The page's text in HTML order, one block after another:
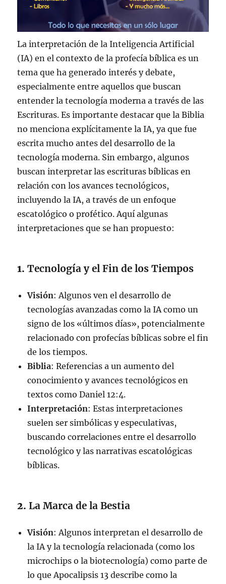
La interpretación de la Inteligencia Artificial
(IA) en el contexto de la profecía bíblica es un
tema que ha generado interés y debate,
especialmente entre aquellos que buscan
entender la tecnología moderna a través de las
Escrituras. Es importante destacar que la Biblia
no menciona explícitamente la IA, ya que fue
escrita mucho antes del desarrollo de la
tecnología moderna. Sin embargo, algunos
buscan interpretar las escrituras bíblicas en
relación con los avances tecnológicos,
incluyendo la IA, a través de un enfoque
escatológico o profético. Aquí algunas
interpretaciones que se han propuesto:
1.Tecnología y el Fin de los Tiempos
Visión: Algunos ven el desarrollo de
tecnologías avanzadas como la IA como un
signo de los «últimos días», potencialmente
relacionado con profecías bíblicas sobre el fin
de los tiempos.
Biblia: Referencias a un aumento del
conocimiento y avances tecnológicos en
textos como Daniel 12:4.
Interpretación: Estas interpretaciones
suelen ser simbólicas y especulativas,
buscando correlaciones entre el desarrollo
tecnológico y las narrativas escatológicas
bíblicas.
2.La Marca de la Bestia
Visión: Algunos interpretan el desarrollo de
la IA y la tecnología relacionada (como los
microchips o la biotecnología) como parte de
lo que Apocalipsis 13 describe como la